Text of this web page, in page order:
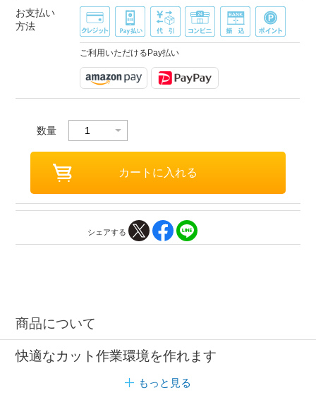
お支払い
方法
ご利用いただけるPay払い
数量
シェアする
商品について
快適なカット作業環境を作れます
もっと見る